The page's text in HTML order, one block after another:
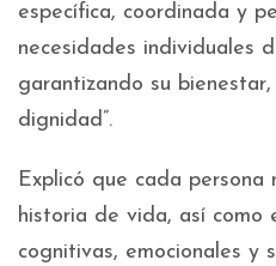
específica, coordinada y
necesidades individuales
garantizando su
dignidad”.
Explicó que cada persona
historia de vida, así como
cognitivas, emocionales y